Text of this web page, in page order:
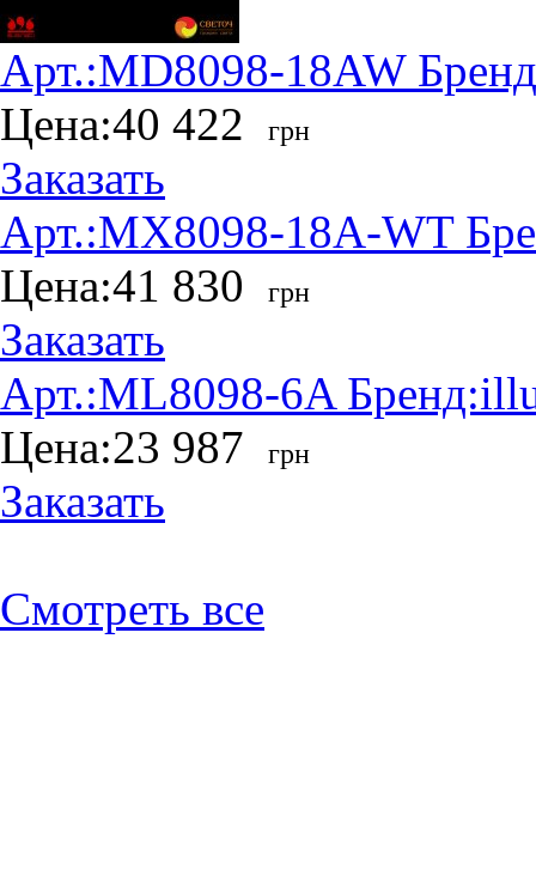
Арт.:MD8098-18AW
Цена:40 422 грн
Заказать
Арт.:MX8098-18A-WT
Цена:41 830 грн
Заказать
Арт.:ML8098-6A Бренд:
Цена:23 987 грн
Заказать
Смотреть все